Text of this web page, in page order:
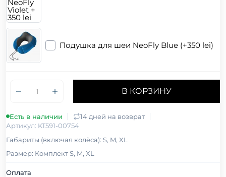
Подушка для шеи NeoFly Blue (+350 lei)
В КОРЗИНУ
Есть в наличии
14 дней на возврат
Артикул: KT591-00754
Габариты (включая колёса): S, M, XL
Размер: Комплект S, M, XL
Оплата